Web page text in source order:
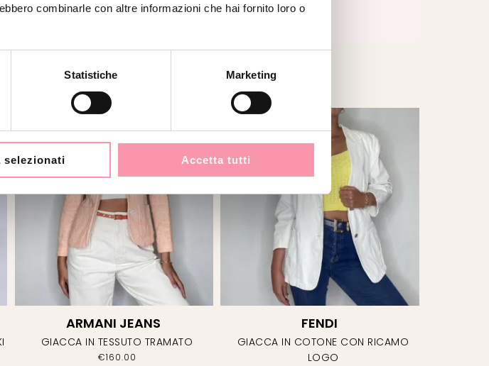
combinarle con altre informazioni che hai fornito loro o
Statistiche Marketing
selezionati Accetta tutti
CORRELATI
ARMANI JEANS
GIACCA IN TESSUTO TRAMATO
€160.00
FENDI
GIACCA IN COTONE CON RICAMO
LOGO